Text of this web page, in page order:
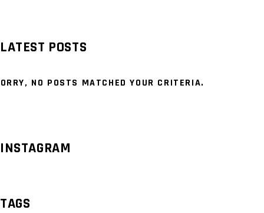
LATEST POSTS
NO POSTS MATCHED YOUR CRITERIA.
INSTAGRAM
TAGS